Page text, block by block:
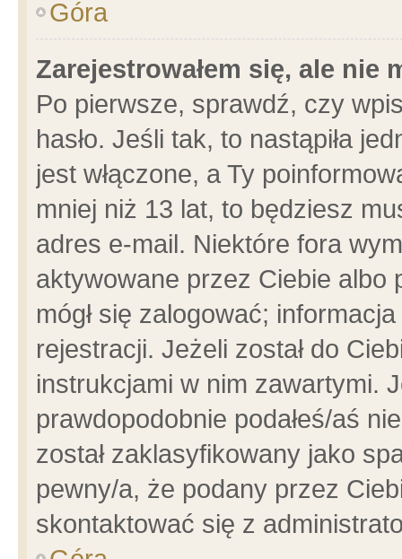
Góra
Zarejestrowałem się, ale nie
Po pierwsze, sprawdź, czy
hasło. Jeśli tak, to nastąpiła
jest włączone, a Ty
mniej niż 13 lat, to będziesz
adres e-mail. Niektóre fora
aktywowane przez Ciebie albo
mógł się zalogować;
rejestracji. Jeżeli został do
instrukcjami w nim zawartymi.
prawdopodobnie podałeś/aś
został zaklasyfikowany jako
pewny/a, że podany przez
skontaktować się z